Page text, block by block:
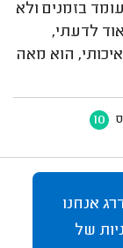
בזמנים ולא
לדעתי,
הוא מאה
10
אנחנו
של